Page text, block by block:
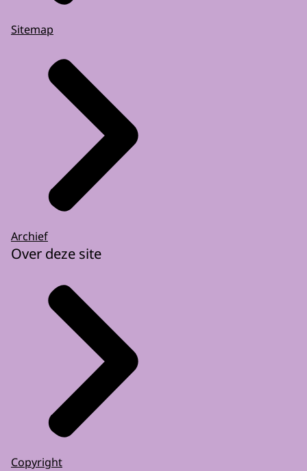
Sitemap
Archief
Over deze site
Copyright